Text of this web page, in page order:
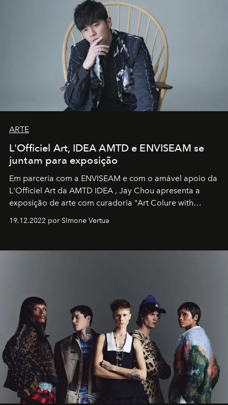
ARTE
L'Officiel Art, IDEA AMTD e ENVISEAM se
juntam para exposição
Em parceria com a ENVISEAM e com o amável apoio da
L'Officiel Art da AMTD IDEA , Jay Chou apresenta a
exposição de arte com curadoria "Art Colure with
19.12.2022 por SImone Vertua